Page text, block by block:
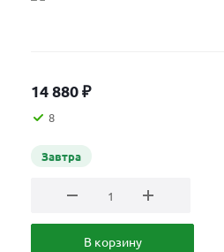
14 880₽
8
Завтра
В корзину